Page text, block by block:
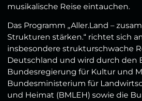
musikalische Reise eintauchen.
Das Programm „Aller.Land –
Strukturen stärken.“ richtet sich
insbesondere strukturschwache
Deutschland und wird durch den
Bundesregierung für Kultur und
Bundesministerium für
und Heimat (BMLEH) sowie die